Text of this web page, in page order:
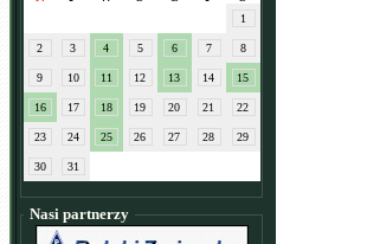
1
2 3 4 5 6 7 8
9 10 11 12 13 14 15
16 17 18 19 20 21 22
23 24 25 26 27 28 29
30 31
Nasi partnerzy